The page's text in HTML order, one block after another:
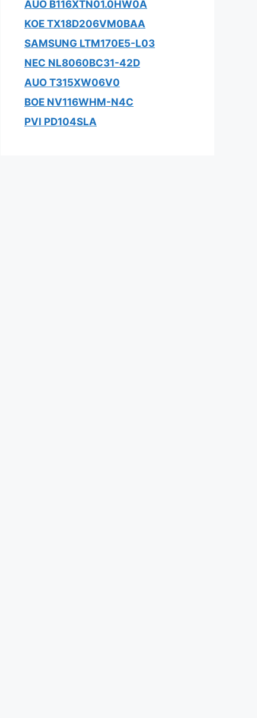
AUO B116XTN01.0HW0A
KOE TX18D206VM0BAA
SAMSUNG LTM170E5-L03
NEC NL8060BC31-42D
AUO T315XW06V0
BOE NV116WHM-N4C
PVI PD104SLA